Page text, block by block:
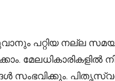
പറ്റിയ നല്ല
മേലധികാരികളിൽ
സംഭവിക്കും.